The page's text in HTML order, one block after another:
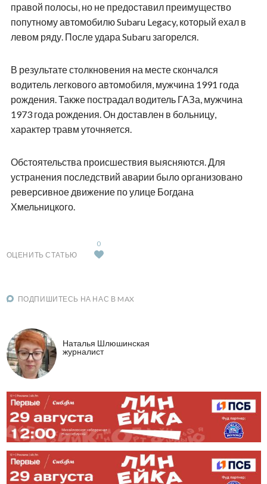
правой полосы, но не предоставил преимущество
попутному автомобилю Subaru Legacy, который ехал в
левом ряду. После удара Subaru загорелся.
В результате столкновения на месте скончался
водитель легкового автомобиля, мужчина 1991 года
рождения. Также пострадал водитель ГАЗа, мужчина
1973 года рождения. Он доставлен в больницу,
характер травм уточняется.
Обстоятельства происшествия выясняются. Для
устранения последствий аварии было организовано
реверсивное движение по улице Богдана
Хмельницкого.
ОЦЕНИТЬ СТАТЬЮ
0
ПОДПИШИТЕСЬ НА НАС В MAX
Наталья Шлюшинская
журналист